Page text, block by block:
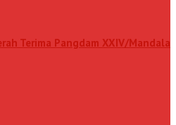
Terima Pangdam XXIV/Mandala